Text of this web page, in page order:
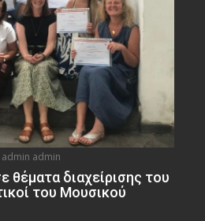
admin admin
θέματα διαχείρισης του
του Μουσικού